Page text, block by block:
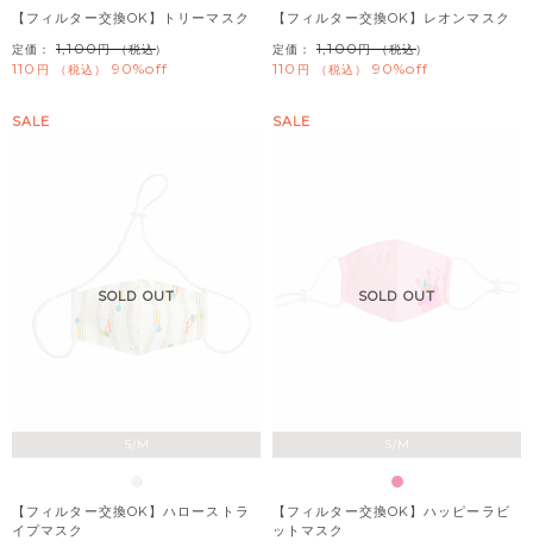
【フィルター交換OK】トリーマスク
定価： 1,100 （税込）
110 税込 90%off
【フィルター交換OK】レオンマスク
定価： 1,100 （税込）
110 税込 90%off
S/M
SOLD OUT
SALE
【フィルター交換OK】ハローストラ
イプマスク
S/M
SOLD OUT
SALE
【フィルター交換OK】ハッピーラビ
ットマスク